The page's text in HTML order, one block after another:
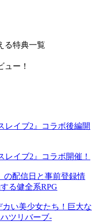
る特典一覧
ュー！
レイブ2』コラボ後編開
レイブ2』コラボ開催！
の配信日と事前登録情
る健全系RPG
カい美少女たち！巨大な
ツリバーブ-